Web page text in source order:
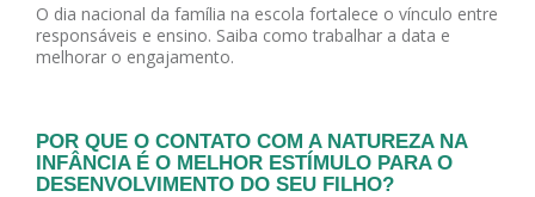
O dia nacional da família na escola fortalece o vínculo entre
responsáveis e ensino. Saiba como trabalhar a data e
melhorar o engajamento.
POR QUE O CONTATO COM A NATUREZA NA
INFÂNCIA É O MELHOR ESTÍMULO PARA O
DESENVOLVIMENTO DO SEU FILHO?